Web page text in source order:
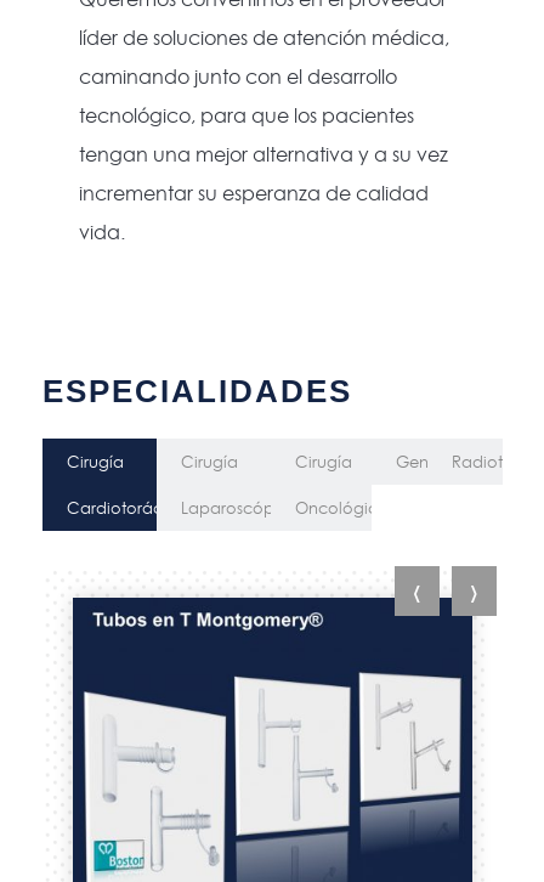
líder de soluciones de atención médica,
caminando junto con el desarrollo
tecnológico, para que los pacientes
tengan una mejor alternativa y a su vez
incrementar su esperanza de calidad
vida.
ESPECIALIDADES
Cirugía
Cardiotorácica
Cirugía
Laparoscópica
Cirugía
Oncológica
General
‹ ›